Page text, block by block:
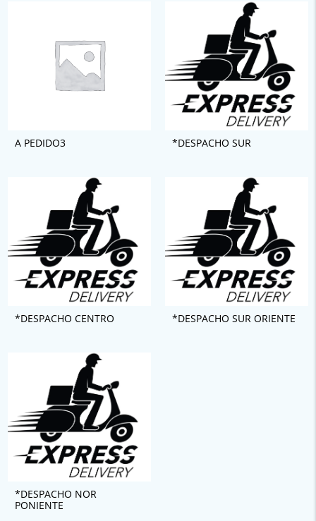
A PEDIDO3 *DESPACHO SUR
*DESPACHO CENTRO *DESPACHO SUR ORIENTE
*DESPACHO NOR
PONIENTE